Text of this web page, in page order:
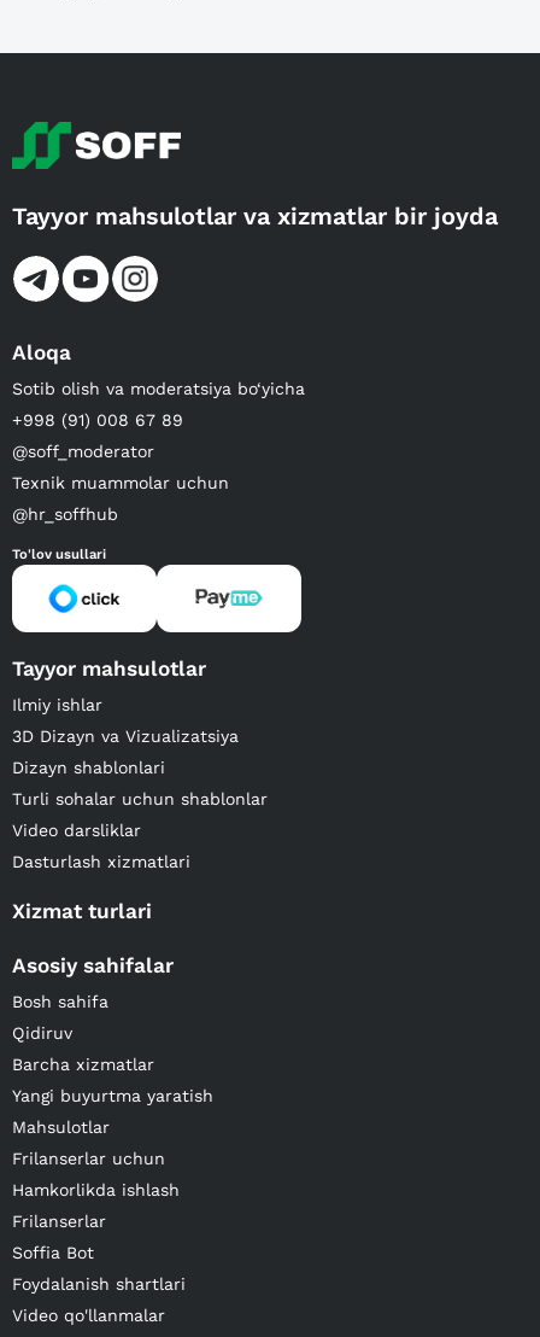
Tayyor mahsulotlar va xizmatlar bir joyda
Aloqa
Sotib olish va moderatsiya bo‘yicha
+998 (91) 008 67 89
@soff_moderator
Texnik muammolar uchun
@hr_soffhub
To'lov usullari
Tayyor mahsulotlar
Ilmiy ishlar
3D Dizayn va Vizualizatsiya
Dizayn shablonlari
Turli sohalar uchun shablonlar
Video darsliklar
Dasturlash xizmatlari
Xizmat turlari
Asosiy sahifalar
Bosh sahifa
Qidiruv
Barcha xizmatlar
Yangi buyurtma yaratish
Mahsulotlar
Frilanserlar uchun
Hamkorlikda ishlash
Frilanserlar
Soffia Bot
Foydalanish shartlari
Video qo'llanmalar